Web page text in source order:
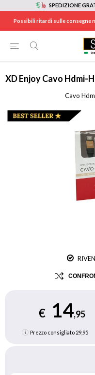
SPEDIZIONE
Possibili ritardi sulle consegne
TV E
XD Enjoy Cavo Hdmi-
Cavo
€ 14,95
Prezzo consigliato 29,95